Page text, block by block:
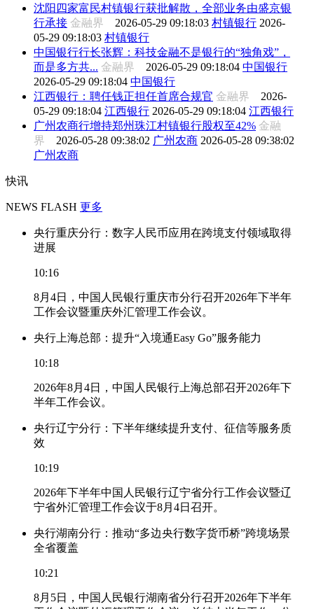
沈阳四家富民村镇银行获批解散，全部业务由盛京银
行承接 金融界 2026-05-29 09:18:03 村镇银行 2026-
05-29 09:18:03 村镇银行
中国银行行长张辉：科技金融不是银行的“独角戏”，
而是多方共... 金融界 2026-05-29 09:18:04 中国银行
2026-05-29 09:18:04 中国银行
江西银行：聘任钱正担任首席合规官 金融界 2026-
05-29 09:18:04 江西银行 2026-05-29 09:18:04 江西银行
广州农商行增持郑州珠江村镇银行股权至42% 金融
界 2026-05-28 09:38:02 广州农商 2026-05-28 09:38:02
广州农商
快讯
NEWS FLASH 更多
央行重庆分行：数字人民币应用在跨境支付领域取得
进展
10:16
8月4日，中国人民银行重庆市分行召开2026年下半年
工作会议暨重庆外汇管理工作会议。
央行上海总部：提升“入境通Easy Go”服务能力
10:18
2026年8月4日，中国人民银行上海总部召开2026年下
半年工作会议。
央行辽宁分行：下半年继续提升支付、征信等服务质
效
10:19
2026年下半年中国人民银行辽宁省分行工作会议暨辽
宁省外汇管理工作会议于8月4日召开。
央行湖南分行：推动“多边央行数字货币桥”跨境场景
全省覆盖
10:21
8月5日，中国人民银行湖南省分行召开2026年下半年